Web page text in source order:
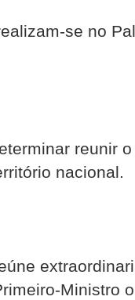
se no
reunir
nacional.
Ministro